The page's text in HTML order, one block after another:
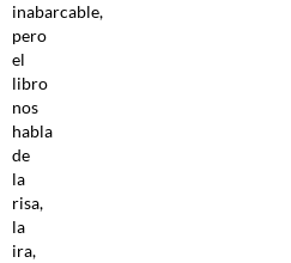
inabarcable,
pero
el
libro
nos
habla
de
la
risa,
la
ira,